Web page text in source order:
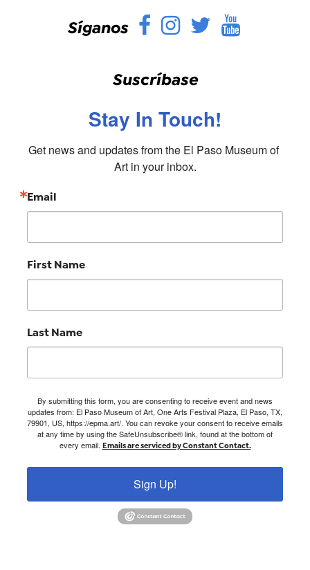
Síganos Facebook
Instagram
Twitter
Suscríbase
Stay In Touch!
Get news and updates from the El Paso Museum of
Art in your inbox.
Email
First Name
Last Name
By submitting this form, you are consenting to receive event and news
updates from: El Paso Museum of Art, One Arts Festival Plaza, El Paso, TX,
79901, US, https://epma.art/. You can revoke your consent to receive emails
at any time by using the SafeUnsubscribe® link, found at the bottom of
every email. Emails are serviced by Constant Contact.
Sign Up!